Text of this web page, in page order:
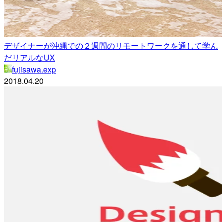
デザイナーが沖縄での２週間のリモートワークを通して学ん
だリアルなUX
fujisawa.exp
2018.04.20